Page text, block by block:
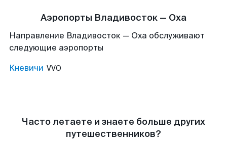
Аэропорты Владивосток — Оха
Направление Владивосток — Оха обслуживают
следующие аэропорты
Кневичи VVO
Часто летаете и знаете больше других
путешественников?